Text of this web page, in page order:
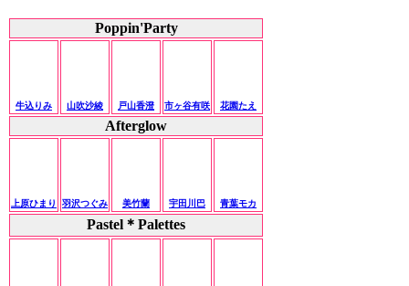
Poppin'Party
牛込りみ 山吹沙綾 戸山香澄 市ヶ谷有咲 花園たえ
Afterglow
上原ひまり 羽沢つぐみ 美竹蘭 宇田川巴 青葉モカ
Pastel＊Palettes